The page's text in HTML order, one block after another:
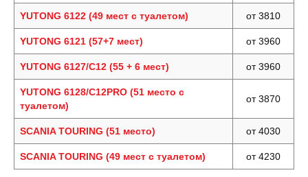
YUTONG 6122 (49 мест с туалетом) от 3810
YUTONG 6121 (57+7 мест) от 3960
YUTONG 6127/С12 (55 + 6 мест) от 3960
YUTONG 6128/C12PRO (51 место с
туалетом)
от 3870
SCANIA TOURING (51 место) от 4030
SCANIA TOURING (49 мест с туалетом) от 4230